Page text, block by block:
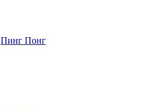
Пинг Понг